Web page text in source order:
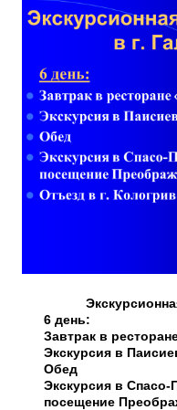
6 день:
Завтрак в
Экскурсия в
Обед
Экскурсия в
посещение